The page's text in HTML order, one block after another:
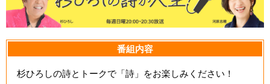
番組内容
杉ひろしの詩とトークで「詩」をお楽しみください！